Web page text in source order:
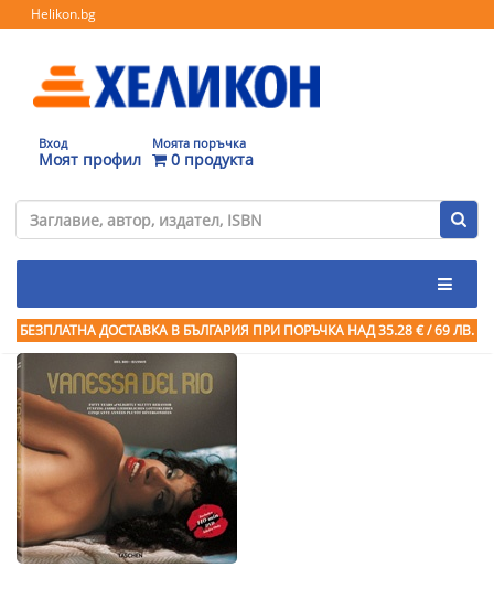
Helikon.bg
Вход
Моят профил
Моята поръчка
0 продукта
БЕЗПЛАТНА ДОСТАВКА В БЪЛГАРИЯ ПРИ ПОРЪЧКА НАД 35.28 € / 69 ЛВ.